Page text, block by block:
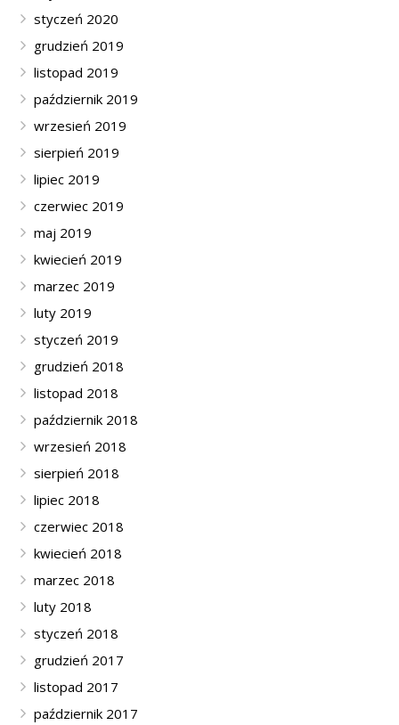
styczeń 2020
grudzień 2019
listopad 2019
październik 2019
wrzesień 2019
sierpień 2019
lipiec 2019
czerwiec 2019
maj 2019
kwiecień 2019
marzec 2019
luty 2019
styczeń 2019
grudzień 2018
listopad 2018
październik 2018
wrzesień 2018
sierpień 2018
lipiec 2018
czerwiec 2018
kwiecień 2018
marzec 2018
luty 2018
styczeń 2018
grudzień 2017
listopad 2017
październik 2017